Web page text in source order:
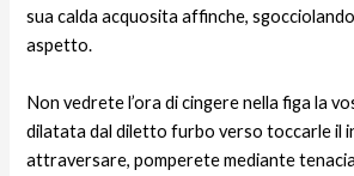
sua calda acquosita affinche,
aspetto.
Non vedrete l’ora di cingere nella figa la
dilatata dal diletto furbo verso toccarle il
attraversare, pomperete mediante